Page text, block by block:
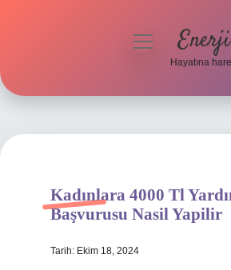
Hakkımızda
menüyü
Hayatına
Kadınlara 4000 Tl
Başvurusu Nasil Yapilir
Tarih: Ekim 18, 2024